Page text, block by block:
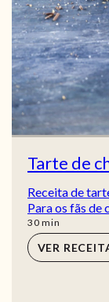
Tarte de
Receita de
Para os fãs de
30min
min
VER